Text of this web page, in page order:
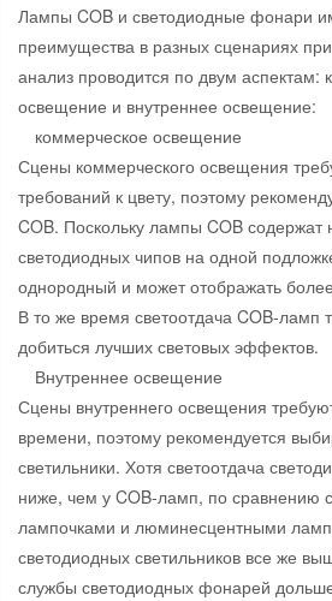
Лампы COB и светодиодные фонари
преимущества в разных сценариях
анализ проводится по двум аспектам:
освещение и внутреннее освещение:
коммерческое освещение
Сцены коммерческого освещения
требований к цвету, поэтому
COB. Поскольку лампы COB содержат
светодиодных чипов на одной
однородный и может отображать
В то же время светоотдача COB-ламп
добиться лучших световых эффектов.
Внутреннее освещение
Сцены внутреннего освещения
времени, поэтому рекомендуется
светильники. Хотя светоотдача
ниже, чем у COB-ламп, по сравнению
лампочками и люминесцентными
светодиодных светильников все же
службы светодиодных фонарей